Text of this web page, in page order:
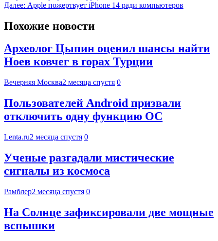
Далее: Apple пожертвует iPhone 14 ради компьютеров
Похожие новости
Археолог Цыпин оценил шансы найти
Ноев ковчег в горах Турции
Вечерняя Москва2 месяца спустя 0
Пользователей Android призвали
отключить одну функцию ОС
Lenta.ru2 месяца спустя 0
Ученые разгадали мистические
сигналы из космоса
Рамблер2 месяца спустя 0
На Солнце зафиксировали две мощные
вспышки